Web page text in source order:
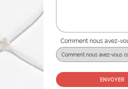
Comment nous avez-